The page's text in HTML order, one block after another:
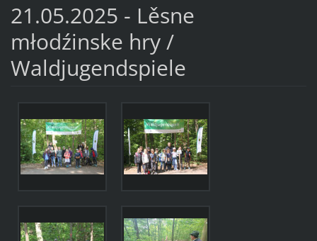
21.05.2025 - Lěsne
młodźinske hry /
Waldjugendspiele